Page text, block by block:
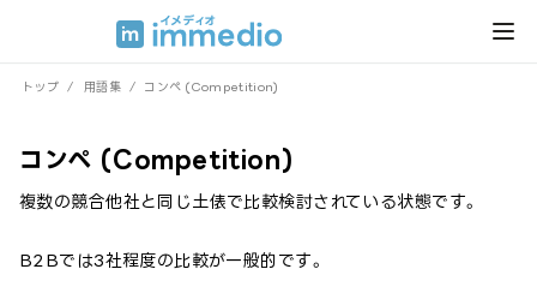
トップ / 用語集 / コンペ (Competition)
コンペ (Competition)
複数の競合他社と同じ土俵で比較検討されている状態です。
B2Bでは3社程度の比較が一般的です。